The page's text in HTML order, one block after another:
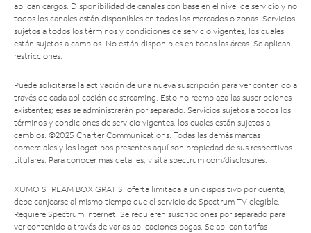
aplican cargos. Disponibilidad de canales con base en el nivel de servicio y no
todos los canales están disponibles en todos los mercados o zonas. Servicios
sujetos a todos los términos y condiciones de servicio vigentes, los cuales
están sujetos a cambios. No están disponibles en todas las áreas. Se aplican
restricciones.
Puede solicitarse la activación de una nueva suscripción para ver contenido a
través de cada aplicación de streaming. Esto no reemplaza las suscripciones
existentes; esas se administrarán por separado. Servicios sujetos a todos los
términos y condiciones de servicio vigentes, los cuales están sujetos a
cambios. ©2025 Charter Communications. Todas las demás marcas
comerciales y los logotipos presentes aquí son propiedad de sus respectivos
titulares. Para conocer más detalles, visita spectrum.com/disclosures.
XUMO STREAM BOX GRATIS: oferta limitada a un dispositivo por cuenta;
debe canjearse al mismo tiempo que el servicio de Spectrum TV elegible.
Requiere Spectrum Internet. Se requieren suscripciones por separado para
ver contenido a través de varias aplicaciones pagas. Se aplican tarifas